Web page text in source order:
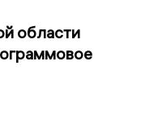
области